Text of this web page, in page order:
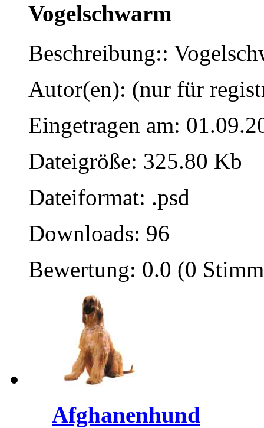
Vogelschwarm
Beschreibung::
Autor(en): (nur für
Eingetragen am:
Dateigröße: 325.80 Kb
Dateiformat: .psd
Downloads: 96
Bewertung: 0.0 (0
Afghanenhund